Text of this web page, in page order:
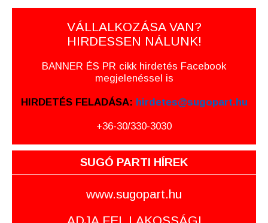
VÁLLALKOZÁSA VAN?
HIRDESSEN NÁLUNK!
BANNER ÉS PR cikk hirdetés Facebook
megjelenéssel is
HIRDETÉS FELADÁSA: hirdetes@sugopart.hu
+36-30/330-3030
SUGÓ PARTI HÍREK
www.sugopart.hu